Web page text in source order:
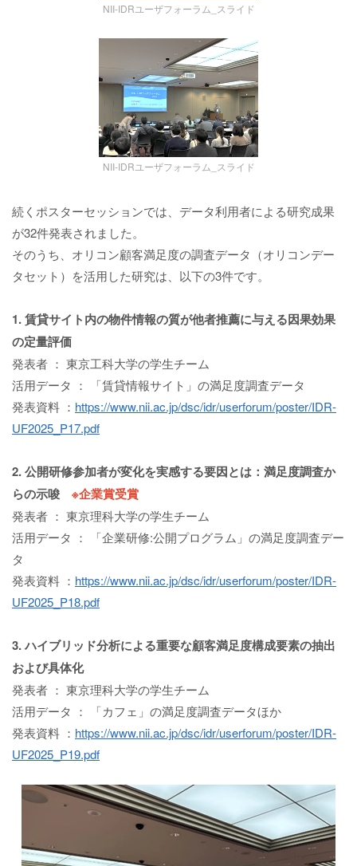
NII-IDRユーザフォーラム_スライド
NII-IDRユーザフォーラム_スライド
続くポスターセッションでは、データ利用者による研究成果
が32件発表されました。
そのうち、オリコン顧客満足度の調査データ（オリコンデー
タセット）を活用した研究は、以下の3件です。
1. 賃貸サイト内の物件情報の質が他者推薦に与える因果効果
の定量評価
発表者 ： 東京工科大学の学生チーム
活用データ ： 「賃貸情報サイト」の満足度調査データ
発表資料 ： https://www.nii.ac.jp/dsc/idr/userforum/poster/IDR-
UF2025_P17.pdf
2. 公開研修参加者が変化を実感する要因とは：満足度調査か
らの示唆 ※企業賞受賞
発表者 ： 東京理科大学の学生チーム
活用データ ： 「企業研修:公開プログラム」の満足度調査デー
タ
発表資料 ： https://www.nii.ac.jp/dsc/idr/userforum/poster/IDR-
UF2025_P18.pdf
3. ハイブリッド分析による重要な顧客満足度構成要素の抽出
および具体化
発表者 ： 東京理科大学の学生チーム
活用データ ： 「カフェ」の満足度調査データほか
発表資料 ： https://www.nii.ac.jp/dsc/idr/userforum/poster/IDR-
UF2025_P19.pdf